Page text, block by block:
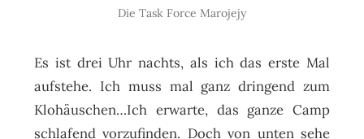
Die Task Force Marojejy
Es ist drei Uhr nachts, als ich das erste Mal
aufstehe. Ich muss mal ganz dringend zum
Klohäuschen…Ich erwarte, das ganze Camp
schlafend vorzufinden. Doch von unten sehe